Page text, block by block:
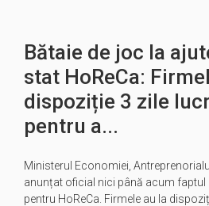
Bătaie de joc la
stat HoReCa:
dispoziție 3 zile
pentru a...
Ministerul Economiei,
anunțat oficial nici până acum
pentru HoReCa. Firmele au la